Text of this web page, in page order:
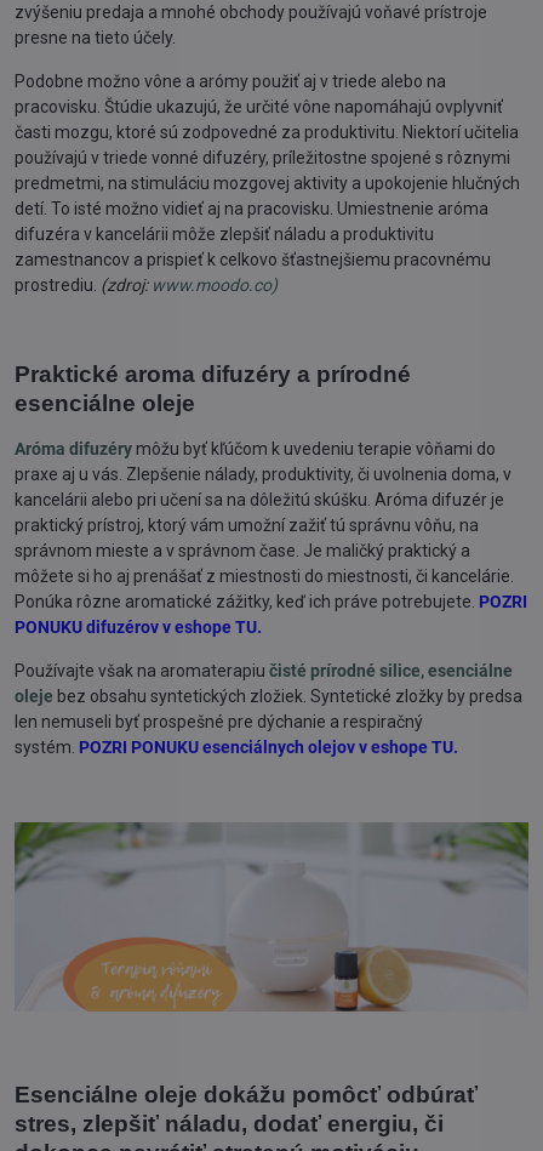
zvýšeniu predaja a mnohé obchody používajú voňavé prístroje
presne na tieto účely.
Podobne možno vône a arómy použiť aj v triede alebo na
pracovisku. Štúdie ukazujú, že určité vône napomáhajú ovplyvniť
časti mozgu, ktoré sú zodpovedné za produktivitu. Niektorí učitelia
používajú v triede vonné difuzéry, príležitostne spojené s rôznymi
predmetmi, na stimuláciu mozgovej aktivity a upokojenie hlučných
detí. To isté možno vidieť aj na pracovisku. Umiestnenie aróma
difuzéra v kancelárii môže zlepšiť náladu a produktivitu
zamestnancov a prispieť k celkovo šťastnejšiemu pracovnému
prostrediu. (zdroj: www.moodo.co)
Praktické aroma difuzéry a prírodné
esenciálne oleje
Aróma difuzéry môžu byť kľúčom k uvedeniu terapie vôňami do
praxe aj u vás. Zlepšenie nálady, produktivity, či uvolnenia doma, v
kancelárii alebo pri učení sa na dôležitú skúšku. Aróma difuzér je
praktický prístroj, ktorý vám umožní zažiť tú správnu vôňu, na
správnom mieste a v správnom čase. Je maličký praktický a
môžete si ho aj prenášať z miestnosti do miestnosti, či kancelárie.
Ponúka rôzne aromatické zážitky, keď ich práve potrebujete. POZRI
PONUKU difuzérov v eshope TU.
Používajte však na aromaterapiu čisté prírodné silice, esenciálne
oleje bez obsahu syntetických zložiek. Syntetické zložky by predsa
len nemuseli byť prospešné pre dýchanie a respiračný
systém. POZRI PONUKU esenciálnych olejov v eshope TU.
Esenciálne oleje dokážu pomôcť odbúrať
stres, zlepšiť náladu, dodať energiu, či